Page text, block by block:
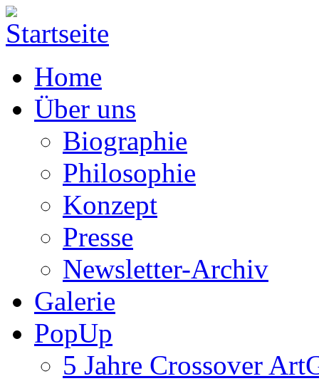
Home
Über uns
Biographie
Philosophie
Konzept
Presse
Newsletter-Archiv
Galerie
PopUp
5 Jahre Crossover